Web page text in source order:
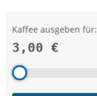
Kaffee ausgeben für:
3,00 €